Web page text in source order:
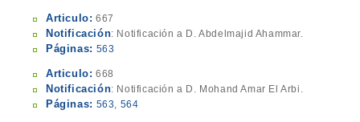
Articulo: 667
Notificación: Notificación a D. Abdelmajid Ahammar.
Páginas: 563
Articulo: 668
Notificación: Notificación a D. Mohand Amar El Arbi.
Páginas: 563, 564